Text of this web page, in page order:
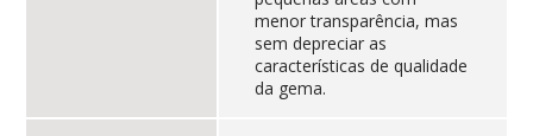
menor transparência, mas
sem depreciar as
características de qualidade
da gema.